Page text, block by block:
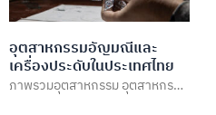
อุตสาหกรรมอัญมณีและ
เครื่องประดับในประเทศไทย
ภาพรวมอุตสาหกรรม อุตสาหกรรม